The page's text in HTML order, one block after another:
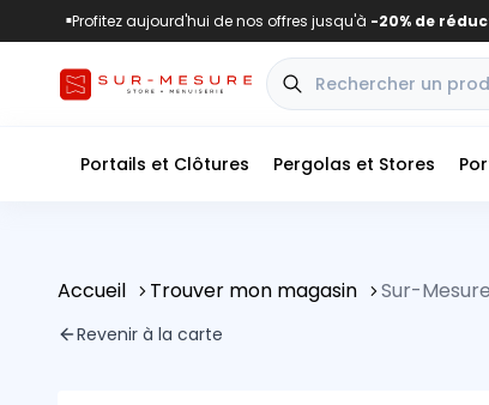
■Profitez aujourd'hui de nos offres jusqu'à -20% de
Portails et Clôtures Pergolas et Stores
Accueil Trouver mon magasin Sur-
Revenir à la carte